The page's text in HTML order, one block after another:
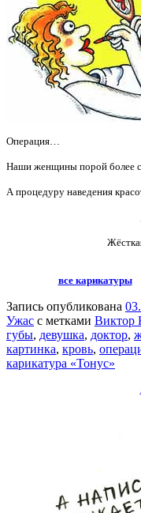
Операция…
Наши женщины порой более
А процедуру наведения
все карикатуры
Запись опубликована
Ужас с метками Виктор
губы, девушка, доктор,
картинка, кровь,
карикатура «Тонус»